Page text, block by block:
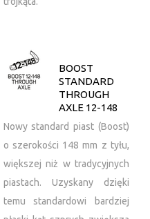
BOOST
STANDARD
THROUGH
AXLE 12-148
Nowy standard piast (Boost)
o szerokości 148 mm z tyłu,
większej niż w tradycyjnych
piastach. Uzyskany dzięki
temu standardowi bardziej